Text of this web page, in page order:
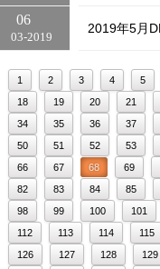
03 2019
06
2019年5月
1 2 3 4
5
18
19 20
21
34
35 36
37
50
51 52
53
66
67 68
69
82
83 84
85
98
99 100
101
112
113 114
115
126
127 128
129